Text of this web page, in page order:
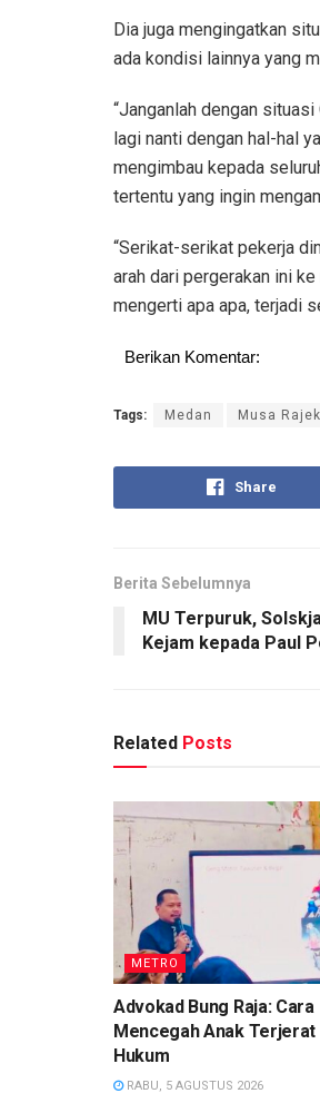
Dia juga mengingatkan
ada kondisi lainnya yang
“Janganlah dengan
lagi nanti dengan hal-hal
mengimbau kepada
tertentu yang ingin
“Serikat-serikat pekerja
arah dari pergerakan ini
mengerti apa apa, terjadi
Berikan Komentar:
Tags: Medan Musa
Share
Berita Sebelumnya
MU Terpuruk,
Kejam kepada Paul
Related Posts
METRO
Advokad Bung Raja: Cara
Mencegah Anak Terjerat
Hukum
RABU, 5 AGUSTUS 2026